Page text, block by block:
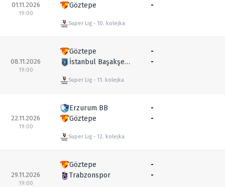
01.11.2026
19:00
Göztepe
Super Lig 10. kolejka
-
08.11.2026
19:00
Göztepe
İstanbul Başakşehir
Super Lig 11. kolejka
-
-
22.11.2026
19:00
Erzurum BB
Göztepe
Super Lig 12. kolejka
-
-
29.11.2026
19:00
Göztepe
Trabzonspor
-
-